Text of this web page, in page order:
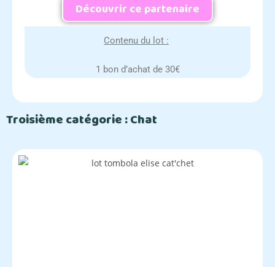
Découvrir ce partenaire
Contenu du lot :
1 bon d’achat de 30€
Troisième catégorie : Chat